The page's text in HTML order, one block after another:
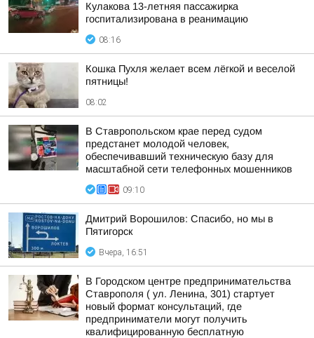
Кулакова 13-летняя пассажирка
госпитализирована в реанимацию
08:16
Кошка Пухля желает всем лёгкой и веселой
пятницы!
08:02
В Ставропольском крае перед судом
предстанет молодой человек,
обеспечивавший техническую базу для
масштабной сети телефонных мошенников
09:10
Дмитрий Ворошилов: Спасибо, но мы в
Пятигорск
Вчера, 16:51
В Городском центре предпринимательства
Ставрополя ( ул. Ленина, 301) стартует
новый формат консультаций, где
предприниматели могут получить
квалифицированную бесплатную